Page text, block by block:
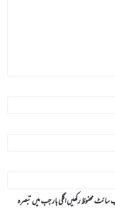
محفوظ رکھیں اگلی بار جب میں تبصرہ